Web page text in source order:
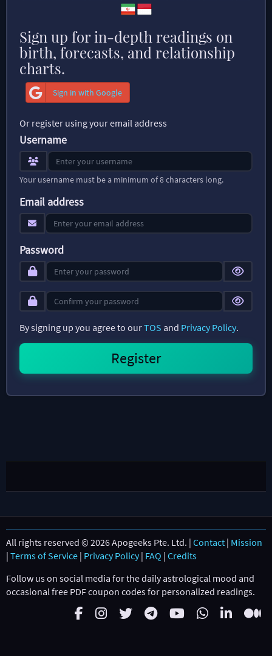
Sign up for in-depth readings on
birth, forecasts, and relationship
charts.
Sign in with Google
Or register using your email address
Username
Your username must be a minimum of 8 characters long.
Email address
Password
By signing up you agree to ourTOS and Privacy Policy.
All rights reserved © 2026 Apogeeks Pte. Ltd. | Contact | Mission
| Terms of Service | Privacy Policy| FAQ | Credits
Follow us on social media for the daily astrological mood and
occasional free PDF coupon codes for personalized readings.